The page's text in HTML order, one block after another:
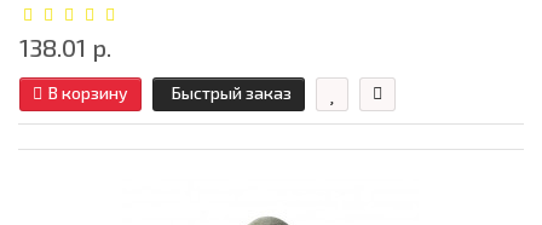
138.01 р.
В корзину Быстрый заказ